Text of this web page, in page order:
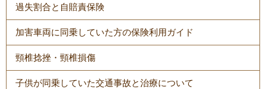
過失割合と自賠責保険
加害車両に同乗していた方の保険利用ガイド
頸椎捻挫・頸椎損傷
子供が同乗していた交通事故と治療について